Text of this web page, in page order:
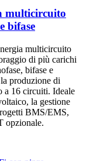
multicircuito
bifase
multicircuito
di più carichi
bifase e
produzione di
a 16 circuiti. Ideale
la gestione
BMS/EMS,
opzionale.